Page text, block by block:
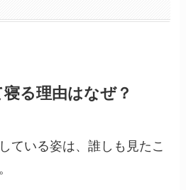
る理由はなぜ？
ている姿は、誰しも見たこ